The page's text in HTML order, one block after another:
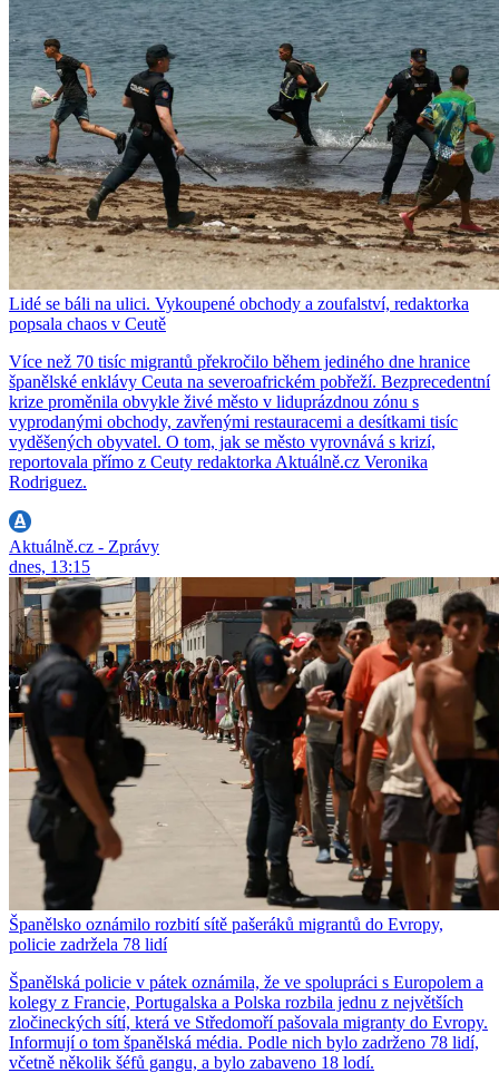
Lidé se báli na ulici. Vykoupené obchody a zoufalství, redaktorka
popsala chaos v Ceutě
Více než 70 tisíc migrantů překročilo během jediného dne hranice
španělské enklávy Ceuta na severoafrickém pobřeží. Bezprecedentní
krize proměnila obvykle živé město v liduprázdnou zónu s
vyprodanými obchody, zavřenými restauracemi a desítkami tisíc
vyděšených obyvatel. O tom, jak se město vyrovnává s krizí,
reportovala přímo z Ceuty redaktorka Aktuálně.cz Veronika
Rodriguez.
Aktuálně.cz - Zprávy
dnes, 13:15
Španělsko oznámilo rozbití sítě pašeráků migrantů do Evropy,
policie zadržela 78 lidí
Španělská policie v pátek oznámila, že ve spolupráci s Europolem a
kolegy z Francie, Portugalska a Polska rozbila jednu z největších
zločineckých sítí, která ve Středomoří pašovala migranty do Evropy.
Informují o tom španělská média. Podle nich bylo zadrženo 78 lidí,
včetně několik šéfů gangu, a bylo zabaveno 18 lodí.